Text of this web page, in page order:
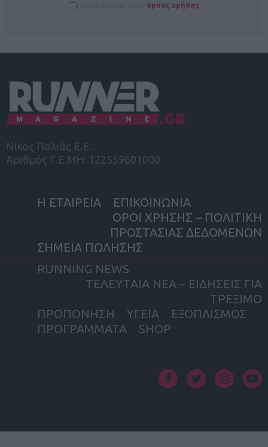
όρους χρήσης
Νίκος Πολιάς Ε.Ε.
Αριθμός Γ.Ε.ΜΗ: 122559601000
Η ΕΤΑΙΡΕΙΑ
ΕΠΙΚΟΙΝΩΝΙΑ
ΟΡΟΙ ΧΡΗΣΗΣ – ΠΟΛΙΤΙΚΗ
ΠΡΟΣΤΑΣΙΑΣ ΔΕΔΟΜΕΝΩΝ
ΣΗΜΕΙΑ ΠΩΛΗΣΗΣ
RUNNING NEWS
ΤΕΛΕΥΤΑΙΑ ΝΕΑ – ΕΙΔΗΣΕΙΣ ΓΙΑ
ΤΡΕΞΙΜΟ
ΠΡΟΠΟΝΗΣΗ
ΥΓΕΙΑ
ΕΞΟΠΛΙΣΜΟΣ
ΠΡΟΓΡΑΜΜΑΤΑ
SHOP